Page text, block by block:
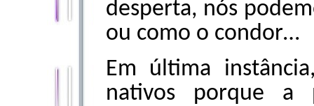
desperta, nós
ou como o condor…
Em última
nativos porque a